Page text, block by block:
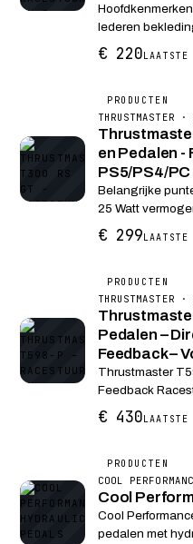
Hoofdkenmerken: Hoogwaardig ontwerp
lederen
Veelzijdige
Tot 25
€ 220
PRODUCTEN
en Pedalen -
PS5/PS4/PC
Belangrijke
25 Watt
realistische
wisselen van
€ 299
PRODUCTEN
Pedalen –
Feedback –
Thrustmaster
Feedback
Direct Drive (5
mogelijkheid
€ 430
PRODUCTEN
COOL
Cool
Cool
pedalen met